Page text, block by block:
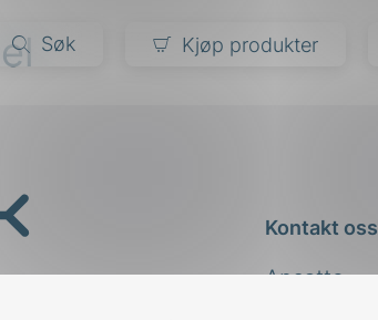
Søk Kjøp produkter
Kontakt oss
Ansatte